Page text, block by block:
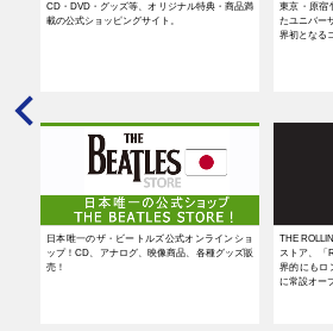
CD・DVD・グッズ等、オリジナル特典・商品満
載の公式ショッピングサイト。
日本唯一のザ・ビートルズ公式オンラインショ
ップ！CD、アナログ、映像商品、各種グッズ販
売！
東京・原宿
たユニバー
界初となる
THE
ストア、「
界的にもロ
に常設オー